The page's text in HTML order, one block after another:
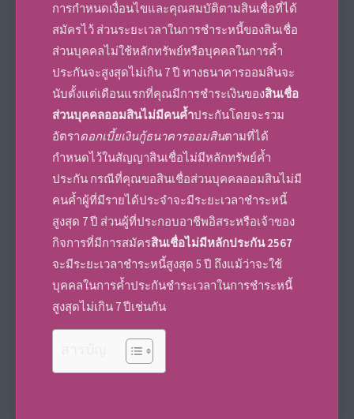
การกำหนดเงื่อนไขและคุณสมบัติตามสินเชื่อที่ได้
สมัครไว้ ส่วนระยะเวลาในการชำระหนี้ของสินเชื่อ
ส่วนบุคคลไม่ใช้หลักทรัพย์หรือบุคคลในการค้ำ
ประกันจะสูงสุดไม่เกิน 7 ปี ทางธนาคารออมสินจะ
นับตั้งแต่เดือนแรกที่คุณมีการชำระเงินของสินเชื่อ
ส่วนบุคคลออมสินไม่มีคนค้ำประกันโดยจะรวม
อัตราดอกเบี้ยเงินกู้ธนาคารออมสินตามที่ได้
กำหนดไว้ในสัญญาสินเชื่อไม่มีหลักทรัพย์ค้ำ
ประกัน กรณีที่คุณขอสินเชื่อส่วนบุคคลออมสินไม่มี
คนค้ำผู้ที่มีรายได้ประจำจะมีระยะเวลาชำระหนี้
สูงสุด 7 ปี ส่วนผู้ที่ประกอบอาชีพอิสระหรือเจ้าของ
กิจการที่มีการสมัครสินเชื่อไม่มีหลักประกัน 2567
จะมีระยะเวลาชำระหนี้สูงสุด 5 ปี ถึงแม้ว่าจะใช้
บุคคลในการค้ำประกันชำระเวลาในการชำระหนี้
สูงสุดไม่เกิน 7 ปีเช่นกัน